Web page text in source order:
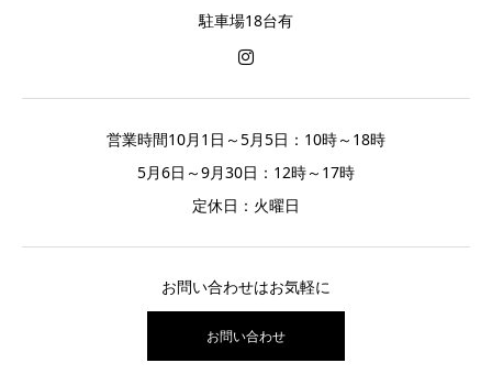
駐車場18台有
営業時間10月1日～5月5日：10時～18時
5月6日～9月30日：12時～17時
定休日：火曜日
お問い合わせはお気軽に
お問い合わせ